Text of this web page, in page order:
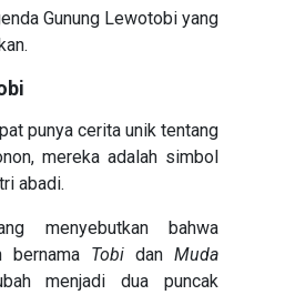
Gunung Lewotobi yang
punya cerita unik tentang
mereka adalah simbol
abadi.
menyebutkan bahwa
bernama Tobi dan Muda
menjadi dua puncak